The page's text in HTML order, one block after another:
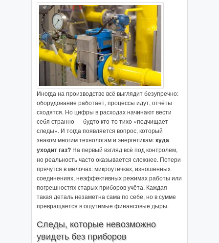
Иногда на производстве всё выглядит безупречно:
оборудование работает, процессы идут, отчёты
сходятся. Но цифры в расходах начинают вести
себя странно — будто кто‑то тихо «подчищает
следы». И тогда появляется вопрос, который
знаком многим технологам и энергетикам:куда
уходит газ? На первый взгляд всё под контролем,
но реальность часто оказывается сложнее. Потери
прячутся в мелочах: микроутечках, изношенных
соединениях, неэффективных режимах работы или
погрешностях старых приборов учёта. Каждая
такая деталь незаметна сама по себе, но в сумме
превращается в ощутимые финансовые дыры.
Следы, которые невозможно
увидеть без приборов